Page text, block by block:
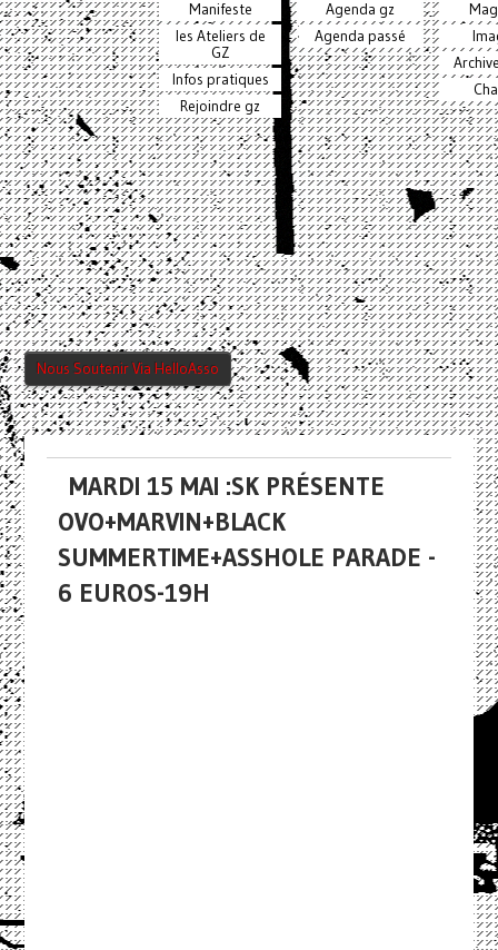
Manifeste
les Ateliers de
GZ
Infos pratiques
Rejoindre gz
Agenda gz
Agenda passé
Nous Soutenir Via HelloAsso
MARDI 15 MAI :SK PRÉSENTE
OVO+MARVIN+BLACK
SUMMERTIME+ASSHOLE PARADE -
6 EUROS-19H